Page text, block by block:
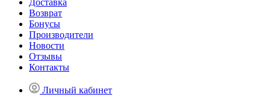
Доставка
Возврат
Бонусы
Производители
Новости
Отзывы
Контакты
Личный кабинет